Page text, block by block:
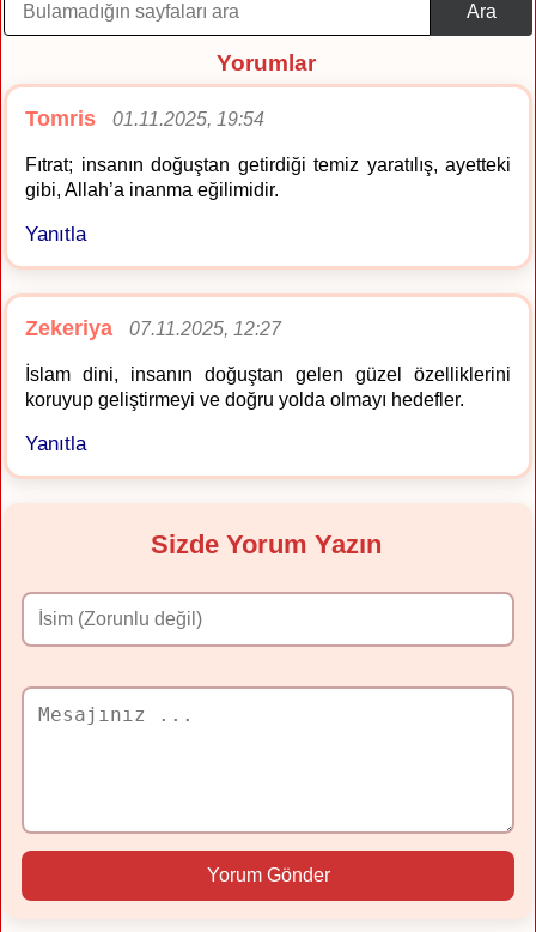
Ara
Yorumlar
Tomris 01.11.2025, 19:54
Fıtrat; insanın doğuştan getirdiği temiz yaratılış, ayetteki
gibi, Allah’a inanma eğilimidir.
Yanıtla
Zekeriya 07.11.2025, 12:27
İslam dini, insanın doğuştan gelen güzel özelliklerini
koruyup geliştirmeyi ve doğru yolda olmayı hedefler.
Yanıtla
Sizde Yorum Yazın
Yorum Gönder